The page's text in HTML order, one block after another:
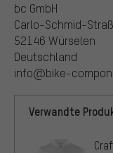
bc GmbH
Carlo-Schmid-
52146 Würselen
Deutschland
info@bike-
Verwandte